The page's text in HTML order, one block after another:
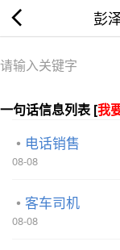
彭
一句话信息列表 [我
电话销售
08-08
客车司机
08-08